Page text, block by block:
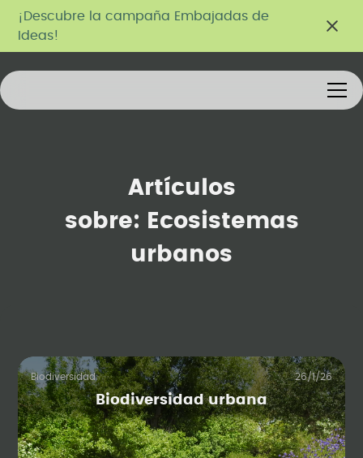
¡Descubre la campaña Embajadas de
Ideas!
Artículos
sobre:
Ecosistemas
urbanos
Biodiversidad 26/1/26
Biodiversidad urbana